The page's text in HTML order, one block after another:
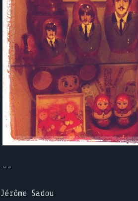
--
Jérôme Sadou